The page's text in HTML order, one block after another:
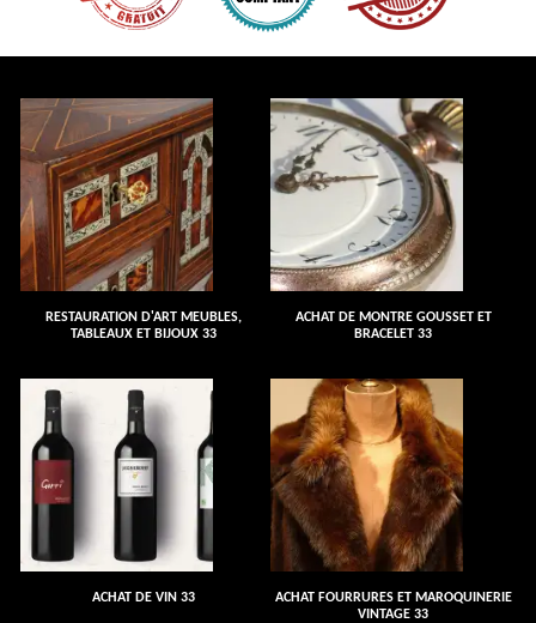
RESTAURATION D'ART MEUBLES,
TABLEAUX ET BIJOUX 33
ACHAT DE MONTRE GOUSSET ET
BRACELET 33
ACHAT DE VIN 33
ACHAT FOURRURES ET MAROQUINERIE
VINTAGE 33